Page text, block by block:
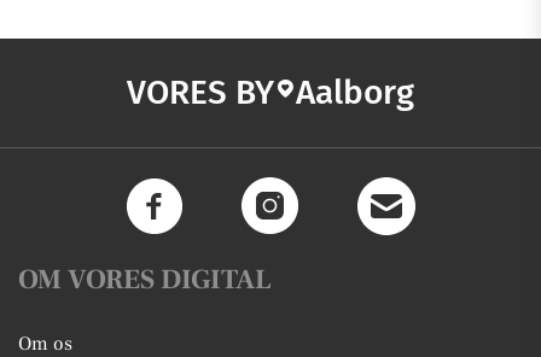
VORES BY Aalborg
OM VORES DIGITAL
Om os